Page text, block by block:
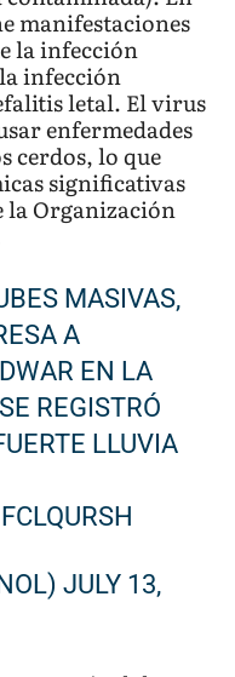
manifestaciones
la infección
infección
letal. El virus
enfermedades
cerdos, lo que
significativas
la Organización
MASIVAS,
A
EN LA
REGISTRÓ
LLUVIA
JULY 13,